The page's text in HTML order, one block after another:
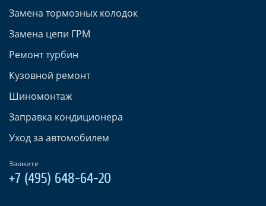
Замена тормозных колодок
Замена цепи ГРМ
Ремонт турбин
Кузовной ремонт
Шиномонтаж
Заправка кондиционера
Уход за автомобилем
Звоните
+7 (495) 648-64-20